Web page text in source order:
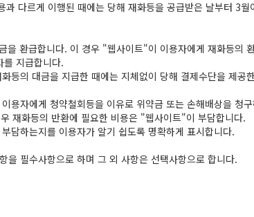
다르게 이행된 때에는 당해 재화등을 공급받은 날부터 3월
환급합니다. 이 경우 "웹사이트"이 이용자에게 재화등의
를 지급합니다.
의 대금을 지급한 때에는 지체없이 당해 결제수단을 제공
자에게 청약철회등을 이유로 위약금 또는 손해배상을 청
재화등의 반환에 필요한 비용은 "웹사이트"이 부담합니다.
하는지를 이용자가 알기 쉽도록 명확하게 표시합니다.
필수사항으로 하며 그 외 사항은 선택사항으로 합니다.